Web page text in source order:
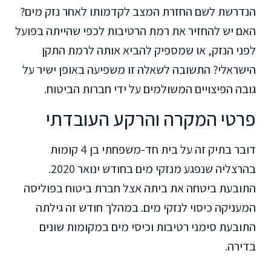
הנדרשת לשם החזרת המצב לקדמותו לאחר נזק מים?
האם יש להחזיר את רמת הרטיבות לכפי שהייתה בפועל
לפני הנזק, או שמספיק להביא אותה לרמת התקן
הישראלי? התשובה לשאלה זו משפיעה באופן ישיר על
גובה הפיצויים המשולמים על ידי חברות הביטוח.
פרטי המקרה והרקע העובדתי
דובר בתיק זה על בית חד-משפחתי בן 4 קומות
בהרצליה שנפגע מנזקי מים בחודש ינואר 2020.
התובעת ביטחה את ביתה אצל חברת ביטוח בפוליסה
המעניקה כיסוי לנזקי מים. במהלך חודש זה גילתה
התובעת סימני רטיבות וכיסי מים במקומות שונים
בדירה.